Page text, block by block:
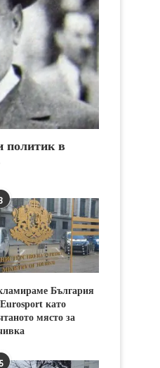
политик в
България
като
място за
5